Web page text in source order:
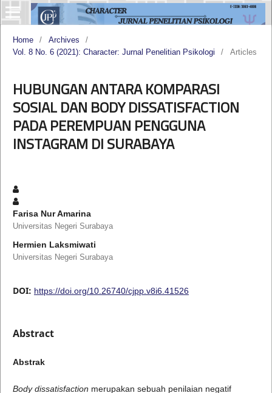
Home / Archives
/
Vol. 8 No. 6 (2021): Character: Jurnal Penelitian Psikologi
/ Articles
HUBUNGAN ANTARA KOMPARASI
SOSIAL DAN BODY DISSATISFACTION
PADA PEREMPUAN PENGGUNA
INSTAGRAM DI SURABAYA
Farisa Nur Amarina
Universitas Negeri Surabaya
Hermien Laksmiwati
Universitas Negeri Surabaya
DOI: https://doi.org/10.26740/cjpp.v8i6.41526
Abstract
Abstrak
Body dissatisfaction merupakan sebuah penilaian negatif